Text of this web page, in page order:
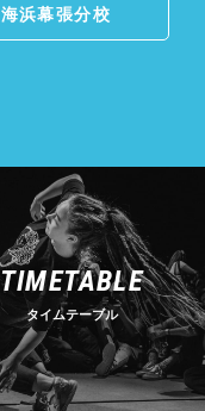
海浜幕張分校
TIMETABLE
タイムテーブル